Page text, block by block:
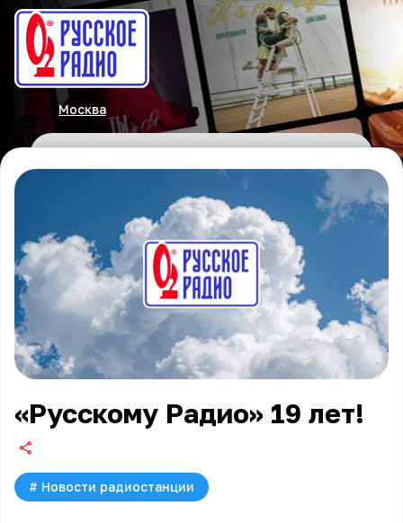
Москва
«Русскому Радио» 19 лет!
# Новости радиостанции